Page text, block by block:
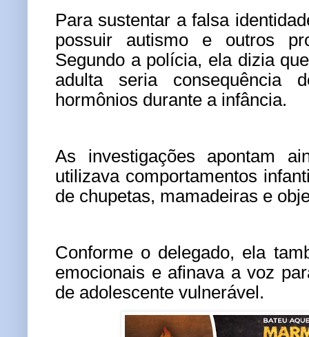
Para sustentar a falsa
possuir autismo e outros
Segundo a polícia, ela dizia
adulta seria consequência
hormônios durante a infância.
As investigações apontam
utilizava comportamentos
de chupetas, mamadeiras e
Conforme o delegado, ela
emocionais e afinava a voz
de adolescente vulnerável.